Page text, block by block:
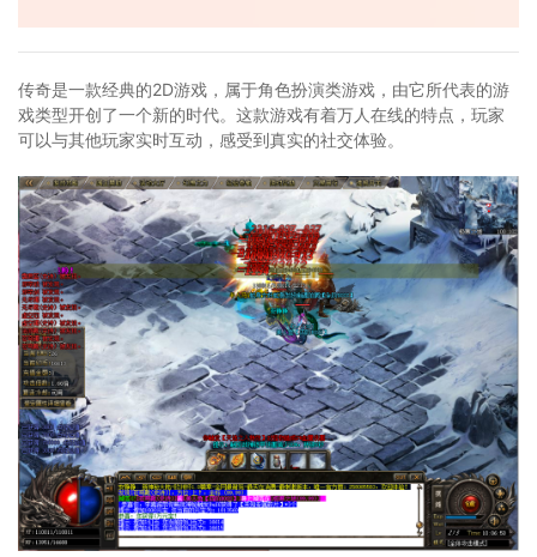
传奇是一款经典的2D游戏，属于角色扮演类游戏，由它所代表的游
戏类型开创了一个新的时代。这款游戏有着万人在线的特点，玩家
可以与其他玩家实时互动，感受到真实的社交体验。